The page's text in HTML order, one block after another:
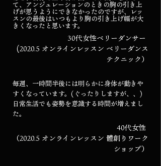
て、アンジュレーションのときの胸の引き上
げが思うようにできなかったのですが、レッ
スンの最後はいつもより胸の引き上げ幅が大
きくなったと思います。
30代女性ベリーダンサー
(2020.5 オンラインレッスン ベリーダンス
テクニック）
毎週、一時間半後には明らかに身体が動きや
すくなっています。(ぐったりしますが、、)
日常生活でも姿勢を意識する時間が増えまし
た。
40代女性
（2020.5 オンラインレッスン 體創りワーク
ショップ）